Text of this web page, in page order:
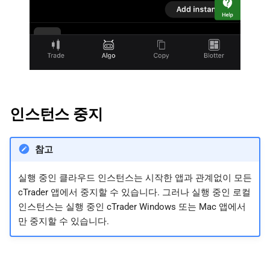
인스턴스 중지
참고
실행 중인 클라우드 인스턴스는 시작한 앱과 관계없이 모든
cTrader 앱에서 중지할 수 있습니다. 그러나 실행 중인 로컬
인스턴스는 실행 중인 cTrader Windows 또는 Mac 앱에서
만 중지할 수 있습니다.